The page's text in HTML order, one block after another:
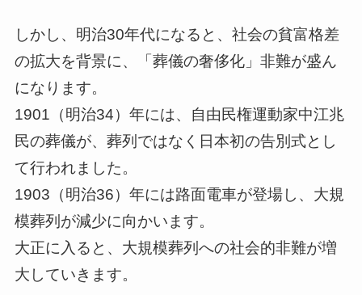
しかし、明治30年代になると、社会の貧富格差
の拡大を背景に、「葬儀の奢侈化」非難が盛ん
になります。
1901（明治34）年には、自由民権運動家中江兆
民の葬儀が、葬列ではなく日本初の告別式とし
て行われました。
1903（明治36）年には路面電車が登場し、大規
模葬列が減少に向かいます。
大正に入ると、大規模葬列への社会的非難が増
大していきます。